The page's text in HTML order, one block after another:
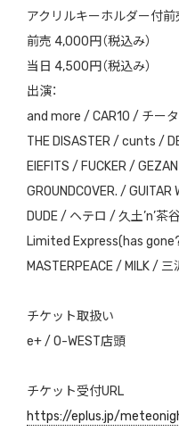
アクリルキーホルダー付前
前売 4,000円（税込み）
当日 4,500円（税込み）
出演：
and more / CAR10 / チータ
THE DISASTER / cunts /
EIEFITS / FUCKER /
GROUNDCOVER. /
DUDE / ヘテロ / 久土’n’
Limited Express(has
MASTERPEACE / MILK /
チケット取扱い
e+ / O-WEST店頭
チケット受付URL
https://eplus.jp/